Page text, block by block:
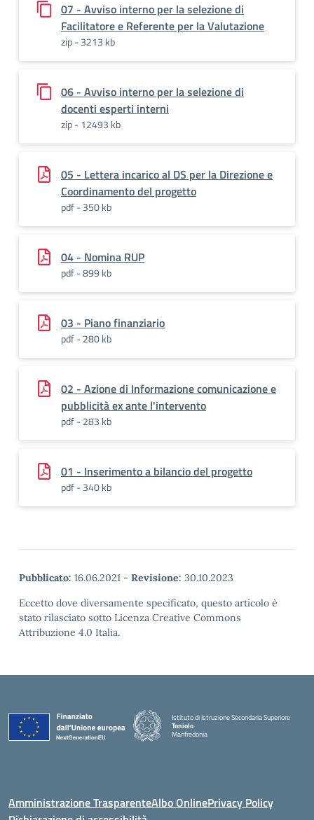
07 - Avviso interno per la selezione di
Facilitatore e Referente per la Valutazione
zip - 3213 kb
06 - Avviso interno per la selezione di
docenti esperti interni
zip - 12493 kb
05 - Lettera incarico al DS per la Direzione e
Coordinamento del progetto
pdf - 350 kb
04 - Nomina RUP
pdf - 899 kb
03 - Piano finanziario
pdf - 280 kb
02 - Azione di Informazione comunicazione e
pubblicità ex ante l'intervento
pdf - 283 kb
01 - Inserimento a bilancio del progetto
pdf - 340 kb
Pubblicato: 16.06.2021 - Revisione: 30.10.2023
Eccetto dove diversamente specificato, questo articolo è
stato rilasciato sotto Licenza Creative Commons
Attribuzione 4.0 Italia.
Istituto di Istruzione Secondaria Superiore
Toniolo
Manfredonia
Amministrazione TrasparenteAlbo OnlinePrivacy Policy